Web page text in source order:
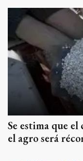
Se estima que
el agro será